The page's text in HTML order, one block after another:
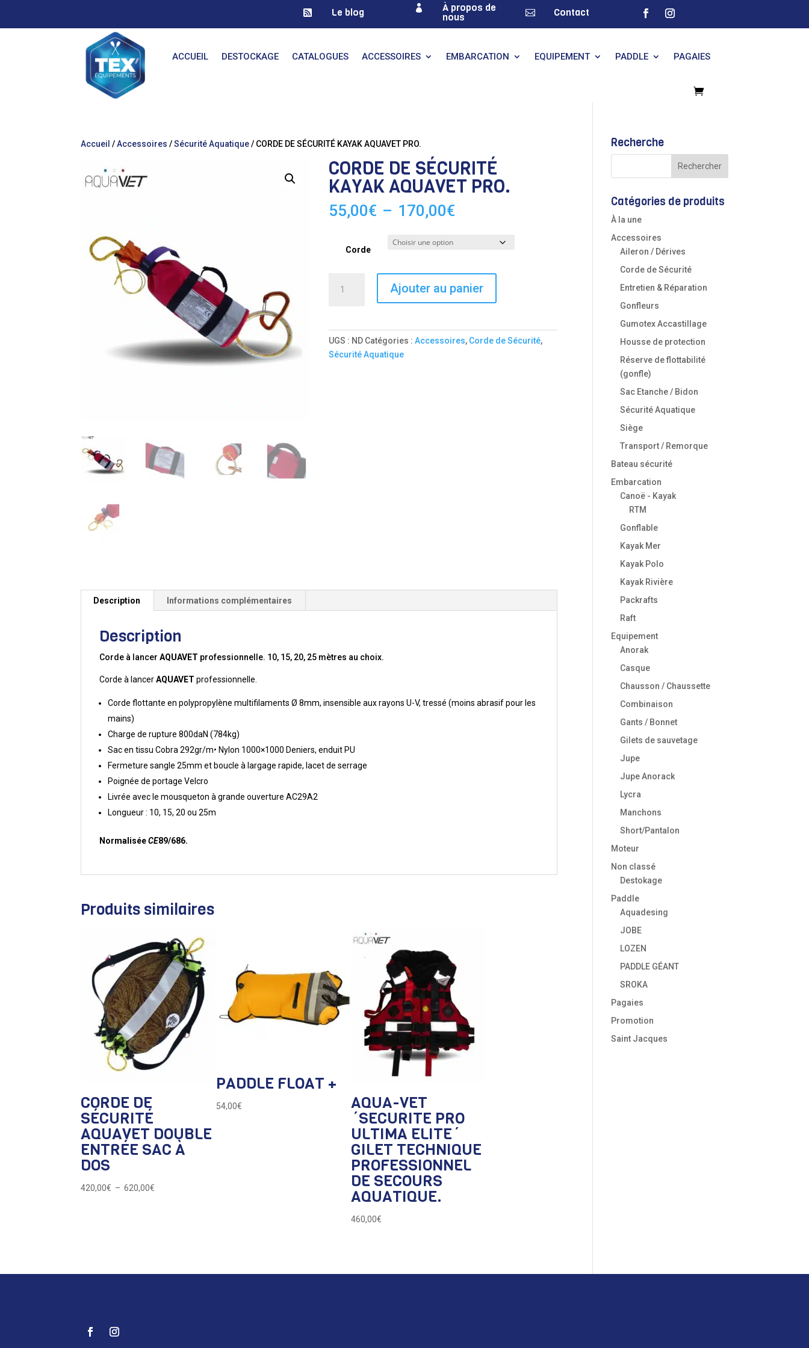
 Le blog  À propos de
nous  Contact
ACCUEIL DESTOCKAGE CATALOGUES ACCESSOIRES EMBARCATION EQUIPEMENT PADDLE PAGAIES
Accueil /Accessoires /Sécurité Aquatique/ CORDE DE SÉCURITÉ KAYAK AQUAVET PRO.
CORDE DE SÉCURITÉ
KAYAK AQUAVET PRO.
55,00€ – 170,00€
170,00€
Corde
Ajouter au panier
UGS : ND Catégories :Accessoires, Corde de Sécurité,
Sécurité Aquatique
Description Informations complémentaires
Description
Corde à lancerAQUAVET professionnelle. 10, 15, 20, 25 mètres au choix.
Corde à lancerAQUAVET professionnelle.
Corde flottante en polypropylène multifilaments Ø 8mm, insensible aux rayons U-V, tressé (moins abrasif pour les
mains)
Charge de rupture 800daN (784kg)
Sac en tissu Cobra 292gr/m• Nylon 1000×1000 Deniers, enduit PU
Fermeture sangle 25mm et boucle à largage rapide, lacet de serrage
Poignée de portage Velcro
Livrée avec le mousqueton à grande ouverture AC29A2
Longueur : 10, 15, 20 ou 25m
NormaliséeCE89/686.
Produits similaires
CORDE DE
SÉCURITÉ
AQUAVET DOUBLE
ENTRÉE SAC À
DOS
420,00€ – 620,00€
PADDLE FLOAT +
54,00€ AQUA-VET
´SECURITE PRO
ULTIMA ELITE´
GILET TECHNIQUE
PROFESSIONNEL
DE SECOURS
AQUATIQUE.
460,00€
Recherche
Catégories de produits
À la une
Accessoires
Aileron / Dérives
Corde de Sécurité
Entretien & Réparation
Gonfleurs
Gumotex Accastillage
Housse de protection
Réserve de flottabilité
(gonfle)
Sac Etanche / Bidon
Sécurité Aquatique
Siège
Transport / Remorque
Bateau sécurité
Embarcation
Canoë - Kayak
RTM
Gonflable
Kayak Mer
Kayak Polo
Kayak Rivière
Packrafts
Raft
Equipement
Anorak
Casque
Chausson / Chaussette
Combinaison
Gants / Bonnet
Gilets de sauvetage
Jupe
Jupe Anorack
Lycra
Manchons
Short/Pantalon
Moteur
Non classé
Destokage
Paddle
Aquadesing
JOBE
LOZEN
PADDLE GÉANT
SROKA
Pagaies
Promotion
Saint Jacques